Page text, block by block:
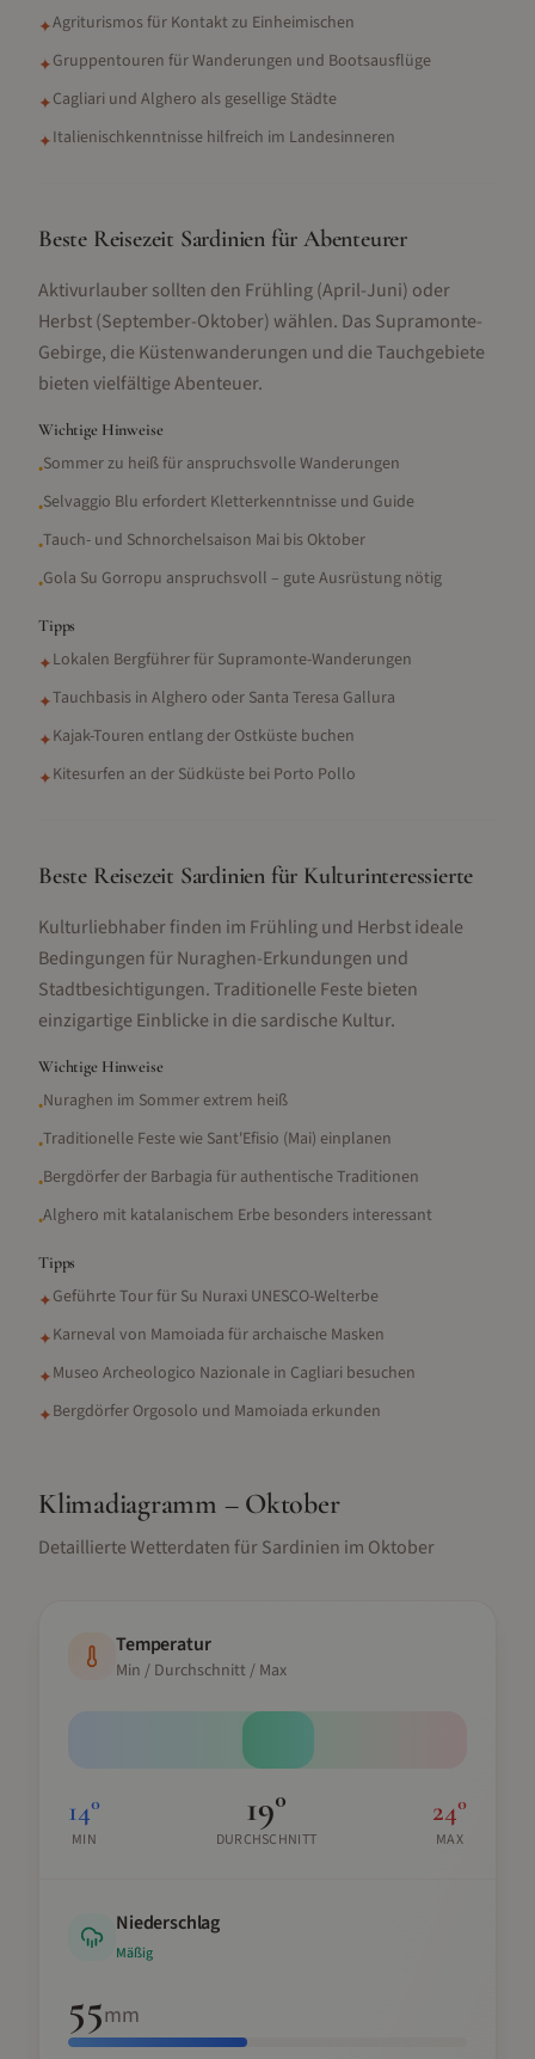
✦Agriturismos für Kontakt zu Einheimischen
✦Gruppentouren für Wanderungen und Bootsausflüge
✦Cagliari und Alghero als gesellige Städte
✦Italienischkenntnisse hilfreich im Landesinneren
Beste Reisezeit Sardinien für Abenteurer
Aktivurlauber sollten den Frühling (April-Juni) oder
Herbst (September-Oktober) wählen. Das Supramonte-
Gebirge, die Küstenwanderungen und die Tauchgebiete
bieten vielfältige Abenteuer.
Wichtige Hinweise
•Sommer zu heiß für anspruchsvolle Wanderungen
•Selvaggio Blu erfordert Kletterkenntnisse und Guide
•Tauch- und Schnorchelsaison Mai bis Oktober
•Gola Su Gorropu anspruchsvoll – gute Ausrüstung nötig
Tipps
✦Lokalen Bergführer für Supramonte-Wanderungen
✦Tauchbasis in Alghero oder Santa Teresa Gallura
✦Kajak-Touren entlang der Ostküste buchen
✦Kitesurfen an der Südküste bei Porto Pollo
Beste Reisezeit Sardinien für Kulturinteressierte
Kulturliebhaber finden im Frühling und Herbst ideale
Bedingungen für Nuraghen-Erkundungen und
Stadtbesichtigungen. Traditionelle Feste bieten
einzigartige Einblicke in die sardische Kultur.
Wichtige Hinweise
•Nuraghen im Sommer extrem heiß
•Traditionelle Feste wie Sant'Efisio (Mai) einplanen
•Bergdörfer der Barbagia für authentische Traditionen
•Alghero mit katalanischem Erbe besonders interessant
Tipps
✦Geführte Tour für Su Nuraxi UNESCO-Welterbe
✦Karneval von Mamoiada für archaische Masken
✦Museo Archeologico Nazionale in Cagliari besuchen
✦Bergdörfer Orgosolo und Mamoiada erkunden
Klimadiagramm – Oktober
Detaillierte Wetterdaten fürSardinien im Oktober
Temperatur
Min / Durchschnitt / Max
14°
MIN
19°
DURCHSCHNITT
24°
MAX
Niederschlag
Mäßig
55mm